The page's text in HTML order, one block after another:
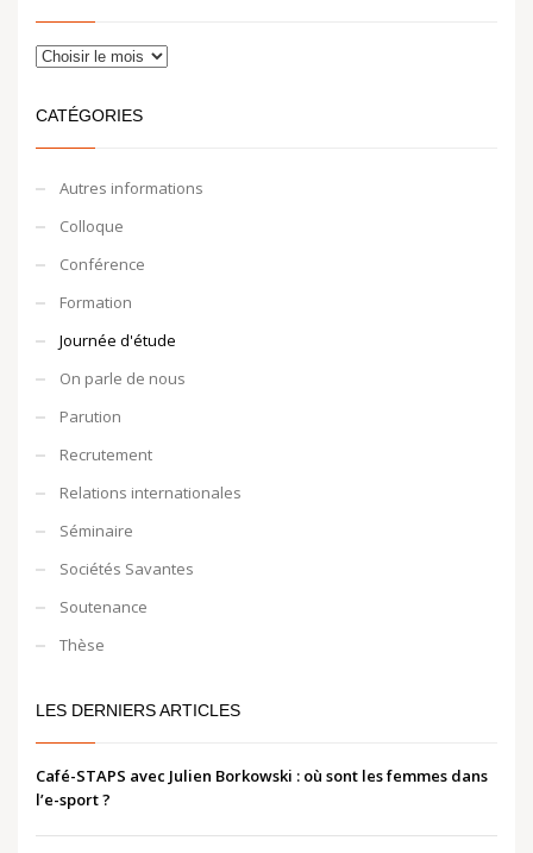
CATÉGORIES
Autres informations
Colloque
Conférence
Formation
Journée d'étude
On parle de nous
Parution
Recrutement
Relations internationales
Séminaire
Sociétés Savantes
Soutenance
Thèse
LES DERNIERS ARTICLES
Café-STAPS avec Julien Borkowski : où sont les femmes dans
l’e-sport ?